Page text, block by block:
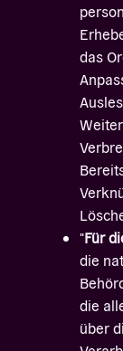
das
"Für
die
die
über